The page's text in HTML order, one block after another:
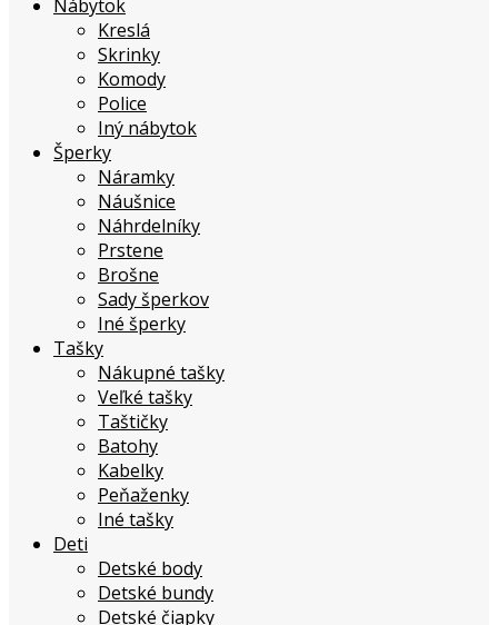
Nábytok
Kreslá
Skrinky
Komody
Police
Iný nábytok
Šperky
Náramky
Náušnice
Náhrdelníky
Prstene
Brošne
Sady šperkov
Iné šperky
Tašky
Nákupné tašky
Veľké tašky
Taštičky
Batohy
Kabelky
Peňaženky
Iné tašky
Deti
Detské body
Detské bundy
Detské čiapky